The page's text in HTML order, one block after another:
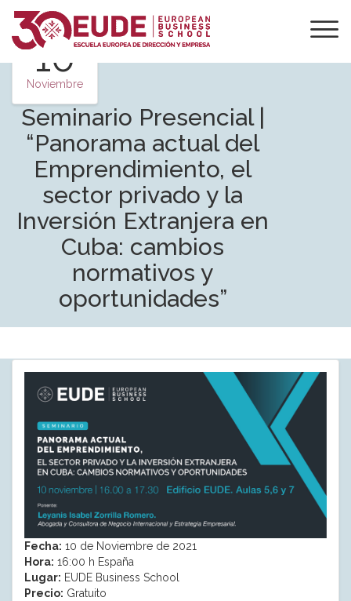
10
Noviembre
Seminario Presencial |
“Panorama actual del
Emprendimiento, el
sector privado y la
Inversión Extranjera en
Cuba: cambios
normativos y
oportunidades”
Fecha: 10 de Noviembre de 2021
Hora: 16:00 h España
Lugar: EUDE Business School
Precio: Gratuito